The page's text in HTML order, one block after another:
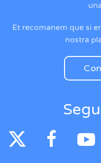
Et recomanem que si
nostra